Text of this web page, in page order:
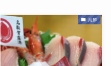
海鮮